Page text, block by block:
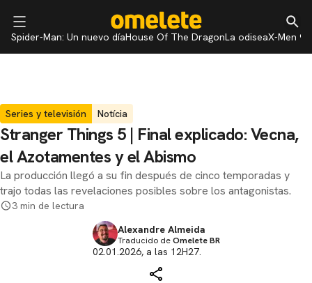
Spider-Man: Un nuevo díaHouse Of The DragonLa odiseaX-Men 97
Series y televisión Notícia
Stranger Things 5 ​​| Final explicado: Vecna,
el Azotamentes y el Abismo
La producción llegó a su fin después de cinco temporadas y
trajo todas las revelaciones posibles sobre los antagonistas.
3 min de lectura
Alexandre Almeida
Traducido deOmelete BR
02.01.2026, a las 12H27.